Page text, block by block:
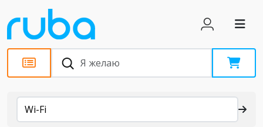
Каталог
Wi-Fi